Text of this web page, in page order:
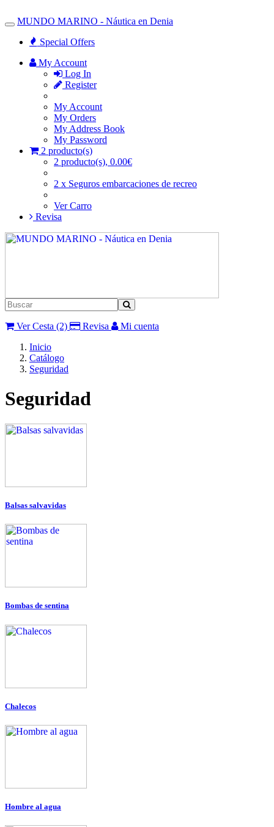
Toggle
Navigation
MUNDO MARINO - Náutica en Denia
Special Offers
My Account
Log In
Register
My Account
My Orders
My Address Book
My Password
2 producto(s)
2 producto(s), 0.00€
2 x Seguros embarcaciones de recreo
Ver Carro
Revisa
Ver Cesta (2) Revisa
Mi cuenta
Inicio
Catálogo
Seguridad
Seguridad
Balsas salvavidas
Bombas de sentina
Chalecos
Hombre al agua